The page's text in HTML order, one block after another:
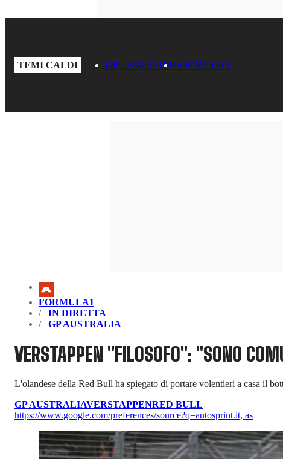
TEMI CALDI GP UNGHERIAFORMULA 1
FORMULA1
IN DIRETTA
GP AUSTRALIA
VERSTAPPEN "FILOSOFO": "SONO
L'olandese della Red Bull ha spiegato di portare volentieri a casa il
GP AUSTRALIAVERSTAPPENRED BULL
https://www.google.com/preferences/source?q=autosprint.it, as